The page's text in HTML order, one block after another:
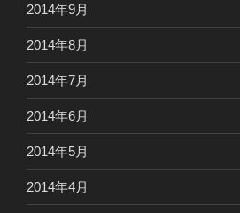
2014年9月
2014年8月
2014年7月
2014年6月
2014年5月
2014年4月